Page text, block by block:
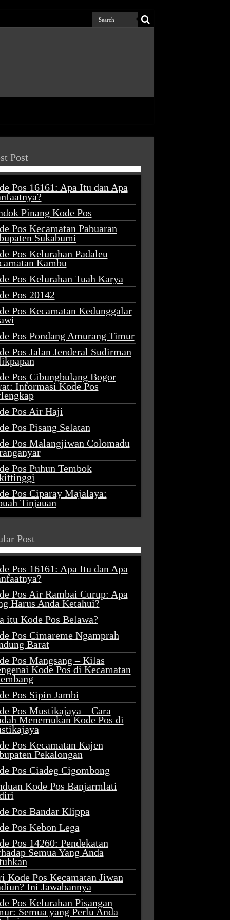
Post
Pos 16161: Apa Itu dan Apa
Pinang Kode Pos
Pos Kecamatan Pabuaran
Sukabumi
Pos Kelurahan Padaleu
Kambu
Pos Kelurahan Tuah Karya
Pos 20142
Pos Kecamatan Kedunggalar
Pos Pondang Amurang Timur
Pos Jalan Jenderal Sudirman
Pos Cibungbulang Bogor
Informasi Kode Pos
Pos Air Haji
Pos Pisang Selatan
Pos Malangjiwan Colomadu
Pos Puhun Tembok
Pos Ciparay Majalaya:
Tinjauan
Post
Pos 16161: Apa Itu dan Apa
Pos Air Rambai Curup: Apa
Harus Anda Ketahui?
itu Kode Pos Belawa?
Pos Cimareme Ngamprah
Barat
Pos Mangsang – Kilas
Kode Pos di Kecamatan
Pos Sipin Jambi
Pos Mustikajaya – Cara
Menemukan Kode Pos di
Pos Kecamatan Kajen
Pekalongan
Pos Ciadeg Cigombong
Kode Pos Banjarmlati
Pos Bandar Klippa
Pos Kebon Lega
Pos 14260: Pendekatan
Semua Yang Anda
Kode Pos Kecamatan Jiwan
Ini Jawabannya
Pos Kelurahan Pisangan
Semua yang Perlu Anda